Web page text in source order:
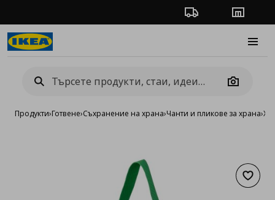
Проследяване на
Camera
Продукти›Готвене›Съхранение на храна›Чанти и пликове за храна›